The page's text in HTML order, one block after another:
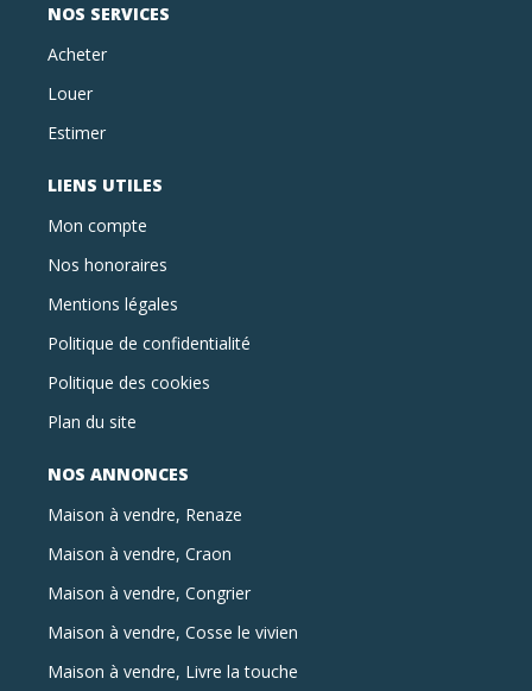
NOS SERVICES
Acheter
Louer
Estimer
LIENS UTILES
Mon compte
Nos honoraires
Mentions légales
Politique de confidentialité
Politique des cookies
Plan du site
NOS ANNONCES
Maison à vendre, Renaze
Maison à vendre, Craon
Maison à vendre, Congrier
Maison à vendre, Cosse le vivien
Maison à vendre, Livre la touche